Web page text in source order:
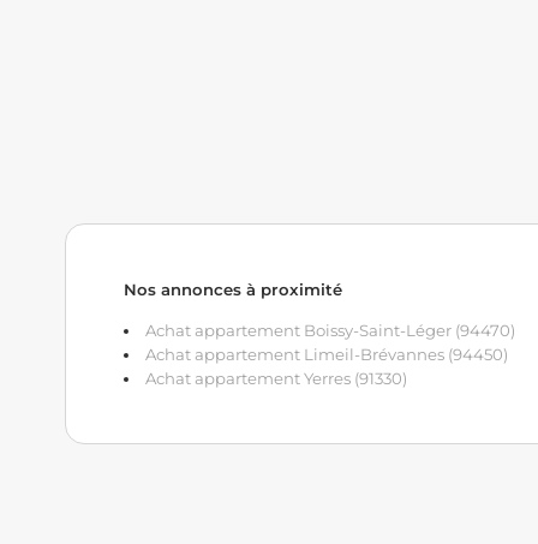
Nos annonces à proximité
Achat appartement Boissy-Saint-Léger (94470)
Achat appartement Limeil-Brévannes (94450)
Achat appartement Yerres (91330)